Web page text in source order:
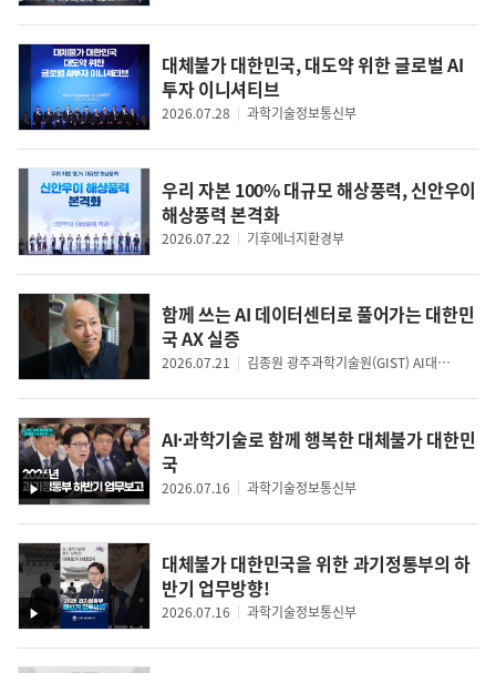
대체불가 대한민국, 대도약 위한 글로벌 AI
투자 이니셔티브
2026.07.28 과학기술정보통신부
우리 자본 100% 대규모 해상풍력, 신안우이
해상풍력 본격화
2026.07.22 기후에너지환경부
함께 쓰는 AI 데이터센터로 풀어가는 대한민
국 AX 실증
2026.07.21 김종원 광주과학기술원(GIST) AI대학원 원장
영
상
AI·과학기술로 함께 행복한 대체불가 대한민
국
2026.07.16 과학기술정보통신부
영
상
대체불가 대한민국을 위한 과기정통부의 하
반기 업무방향!
2026.07.16 과학기술정보통신부